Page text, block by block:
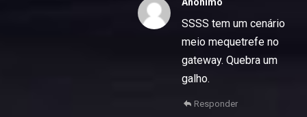
Anónimo
SSSS tem um cenário
meio mequetrefe no
gateway. Quebra um
galho.
Responder